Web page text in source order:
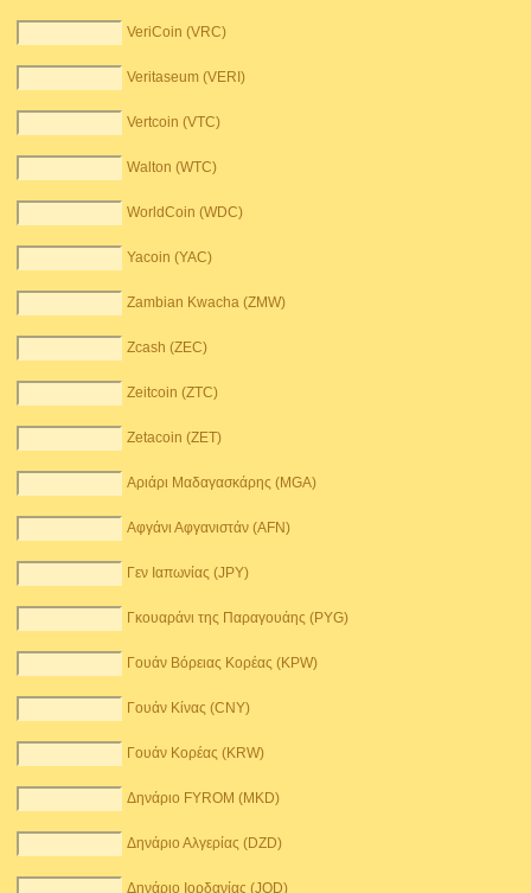
VeriCoin (VRC)
Veritaseum (VERI)
Vertcoin (VTC)
Walton (WTC)
WorldCoin (WDC)
Yacoin (YAC)
Zambian Kwacha (ZMW)
Zcash (ZEC)
Zeitcoin (ZTC)
Zetacoin (ZET)
Αριάρι Μαδαγασκάρης (MGA)
Αφγάνι Αφγανιστάν (AFN)
Γεν Ιαπωνίας (JPY)
Γκουαράνι της Παραγουάης (PYG)
Γουάν Βόρειας Κορέας (KPW)
Γουάν Κίνας (CNY)
Γουάν Κορέας (KRW)
Δηνάριο FYROM (MKD)
Δηνάριο Αλγερίας (DZD)
Δηνάριο Ιορδανίας (JOD)